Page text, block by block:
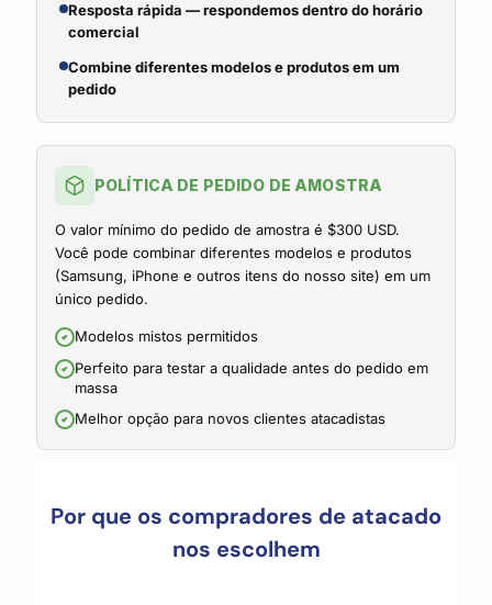
Resposta rápida — respondemos dentro do horário
comercial
Combine diferentes modelos e produtos em um
pedido
POLÍTICA DE PEDIDO DE AMOSTRA
O valor mínimo do pedido de amostra é $300 USD.
Você pode combinar diferentes modelos e produtos
(Samsung, iPhone e outros itens do nosso site) em um
único pedido.
Modelos mistos permitidos
Perfeito para testar a qualidade antes do pedido em
massa
Melhor opção para novos clientes atacadistas
Por que os compradores de atacado
nos escolhem